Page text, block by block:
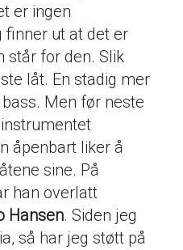
er ingen
finner ut at det er
står for den. Slik
låt. En stadig mer
Men før neste
åpenbart liker å
sine. På
han overlatt
Hansen. Siden jeg
så har jeg støtt på